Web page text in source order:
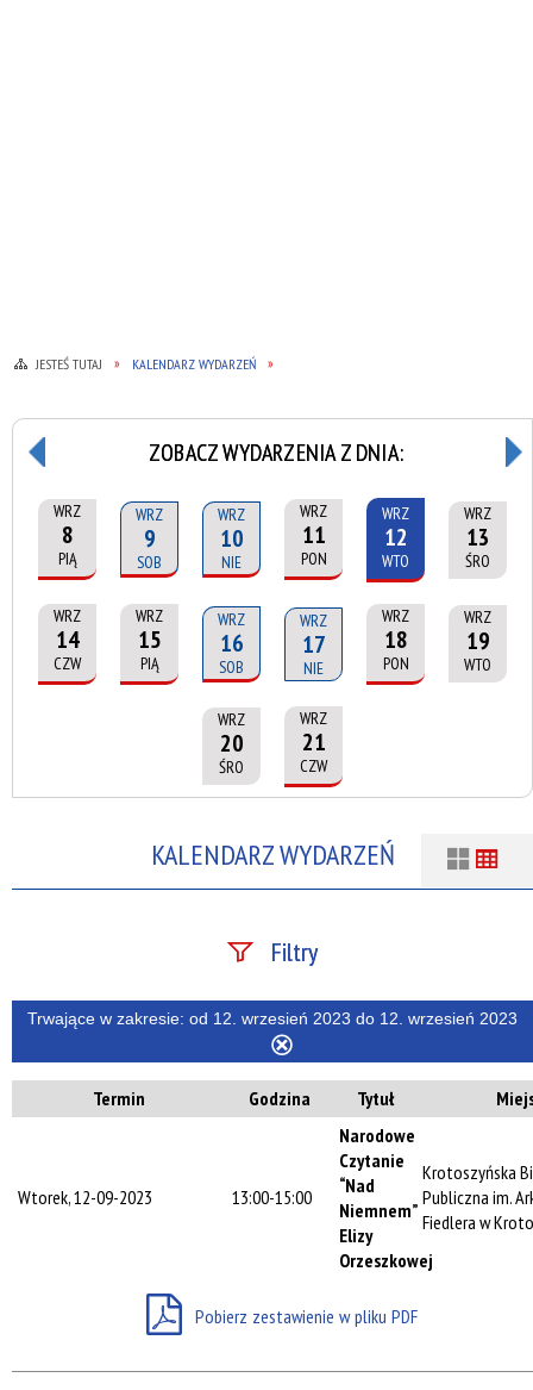
JESTEŚ TUTAJ KALENDARZ WYDARZEŃ
ZOBACZ WYDARZENIA Z DNIA:
WRZ
8
PIĄ
WRZ
9
SOB
WRZ
10
NIE
WRZ
11
PON
WRZ
12
WTO
WRZ
13
ŚRO
WRZ
14
CZW
WRZ
15
PIĄ
WRZ
16
SOB
WRZ
17
NIE
WRZ
18
PON
WRZ
19
WTO
WRZ
20
ŚRO
WRZ
21
CZW
KALENDARZ WYDARZEŃ
Filtry
Szukana fraza
Kategoria
Trwające w
Miejsce
Trwające w zakresie: od 12. wrzesień 2023 do 12. wrzesień 2023
filtr
Termin Godzina Tytuł
Wtorek, 12-09-2023 13:00-15:00
Narodowe
Czytanie
“Nad
Niemnem”
Elizy
Orzeszkowej
Krotoszyńska
Publiczna im.
Fiedlera w
Pobierz zestawienie w pliku PDF